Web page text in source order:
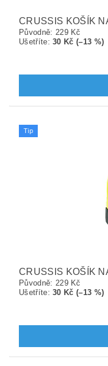
CRUSSIS KOŠÍK
Původně: 229 Kč
Ušetříte:30 Kč (–13 %)
Tip
CRUSSIS KOŠÍK
Původně: 229 Kč
Ušetříte:30 Kč (–13 %)